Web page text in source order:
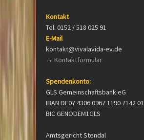
Kontakt
Tel. 0152 / 518 025 91
E-Mail
kontakt@vivalavida-ev.de
→ Kontaktformular
Spendenkonto:
GLS Gemeinschaftsbank eG
IBAN DE07 4306 0967 1190 7142 01
BIC GENODEM1GLS
Amtsgericht Stendal